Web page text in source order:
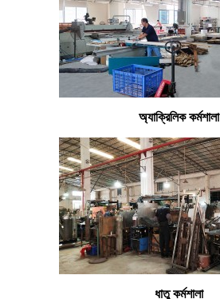
অ্যাক্রিলিক কর্মশালা
ধাতু কর্মশালা